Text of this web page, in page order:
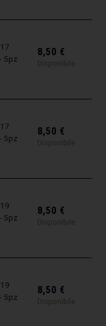
5pz
8,50 €
Disponibile
5pz
8,50 €
Disponibile
5pz
8,50 €
Disponibile
5pz
8,50 €
Disponibile